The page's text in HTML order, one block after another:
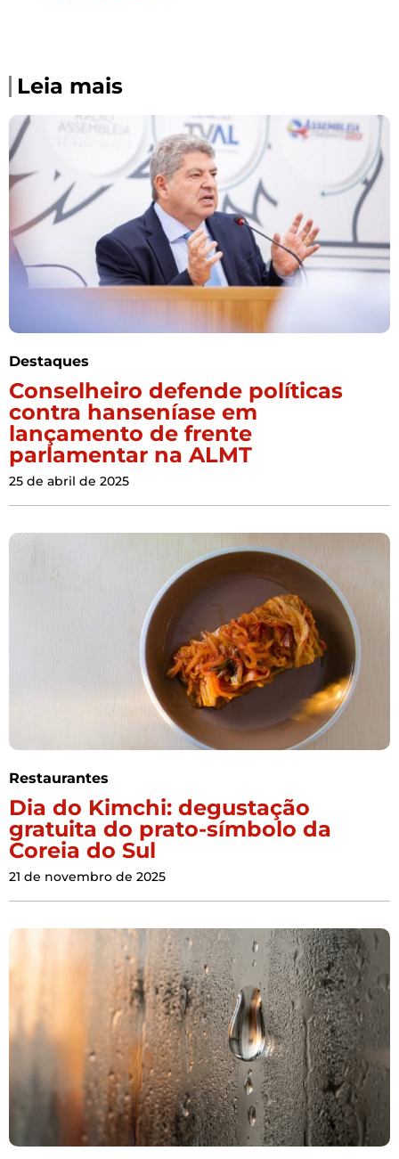
Leia mais
Destaques
Conselheiro defende políticas
contra hanseníase em
lançamento de frente
parlamentar na ALMT
25 de abril de 2025
Restaurantes
Dia do Kimchi: degustação
gratuita do prato-símbolo da
Coreia do Sul
21 de novembro de 2025